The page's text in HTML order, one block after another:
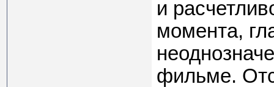
и
момента,
фильме.